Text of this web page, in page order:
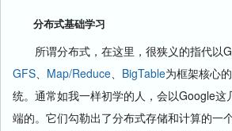
分布式基础学习
所谓分布式，在这里，很狭义的指代以
GFS、 Map/Reduce、 BigTable为框架核心
统。通常如我一样初学的人，会以Google这
端的。它们勾勒出了分布式存储和计算的一